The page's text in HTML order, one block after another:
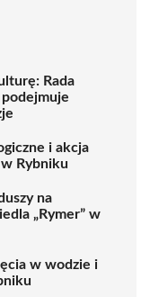
Rada
i akcja
Rybniku
na
„Rymer” w
w wodzie i